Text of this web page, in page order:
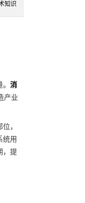
知识
消
产业
，
统用
，提